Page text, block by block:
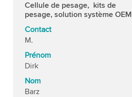
Cellule de pesage, kits de
pesage, solution système OEM
Contact
M.
Prénom
Dirk
Nom
Barz